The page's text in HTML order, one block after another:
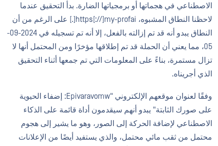
الاصطناعي في هجماتها أو برمجياتها الضارة. بدأ التحقيق عندما
لاحظنا النطاق المشبوه، https[://]my-profai[.] على الرغم من أن
النطاق يبدو أنه قد تم إزالته بالفعل، إلا أنه تم تسجيله في 2024-09-
05، مما يعني أن الحملة قد تم إطلاقها مؤخرًا ومن المحتمل أنها لا
تزال مستمرة، بناءً على المعلومات التي تم جمعها أثناء التحقيق
الذي أجريناه.
وفقًا لعنوان موقعهم الإلكتروني "Epivaravomw: إضفاء الحيوية
على صورك الثابتة" يبدو أنهم سيقدمون أداة قائمة على الذكاء
الاصطناعي لإضافة الحركة إلى الصور، وهو ما يشير إلى هجوم
محتمل من ثقب مائي محتمل، والذي يستفيد أيضًا من الإعلانات